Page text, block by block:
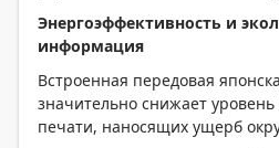
Энергоэффективность и
информация
Встроенная передовая
значительно снижает
печати, наносящих ущерб